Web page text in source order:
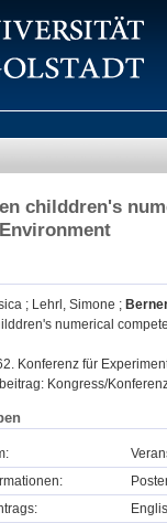
childdren's
; Lehrl, Simone ;
numerical
Konferenz für
Kongress/